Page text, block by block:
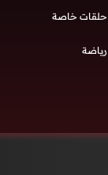
حلقات خاصة
رياضة